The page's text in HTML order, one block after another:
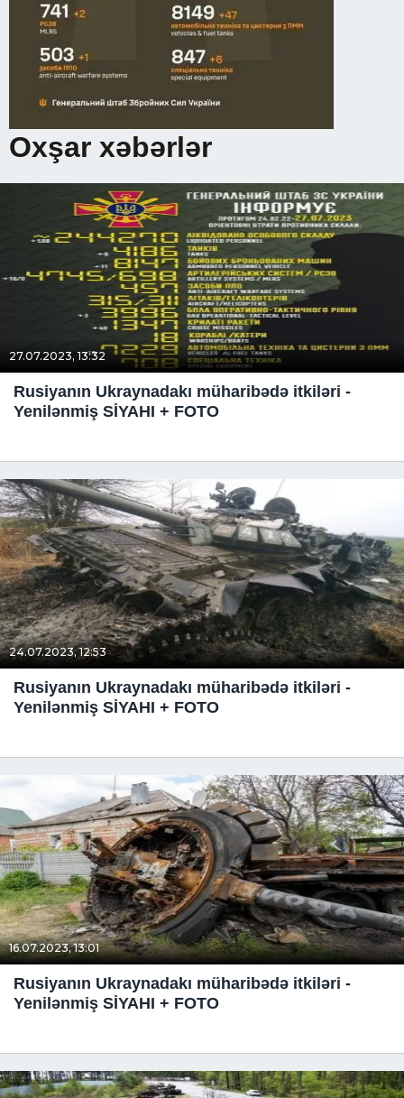
Oxşar xəbərlər
27.07.2023, 13:32
Rusiyanın Ukraynadakı müharibədə itkiləri -
Yenilənmiş SİYAHI + FOTO
24.07.2023, 12:53
Rusiyanın Ukraynadakı müharibədə itkiləri -
Yenilənmiş SİYAHI + FOTO
16.07.2023, 13:01
Rusiyanın Ukraynadakı müharibədə itkiləri -
Yenilənmiş SİYAHI + FOTO